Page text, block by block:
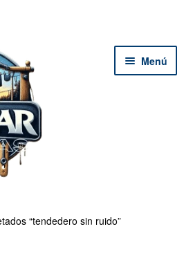
Menú
“tendedero sin ruido”